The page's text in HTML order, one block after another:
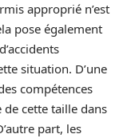
approprié n’est
pose également
situation. D’une
compétences
cette taille dans
part, les